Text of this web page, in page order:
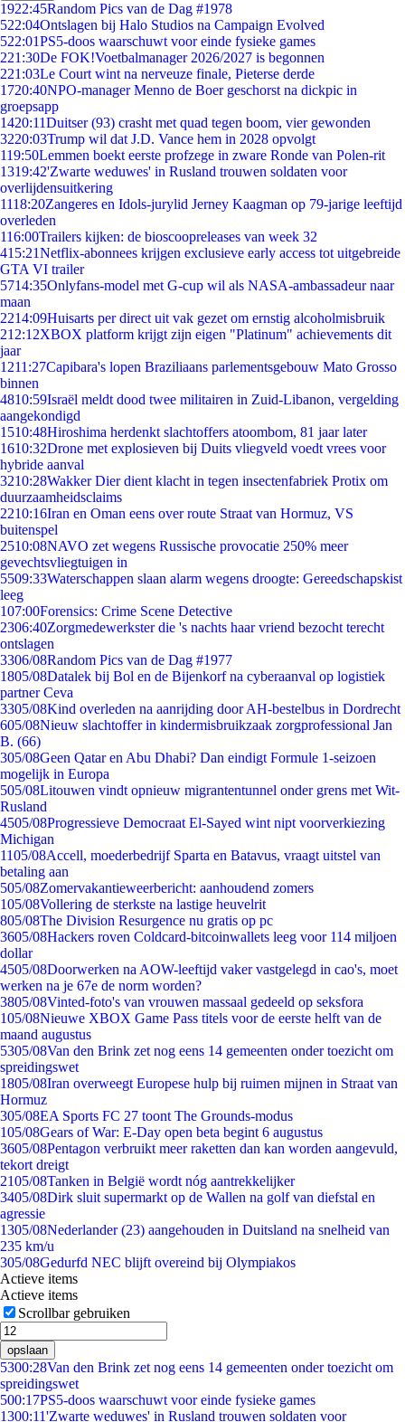
1922:45Random Pics van de Dag #1978
522:04Ontslagen bij Halo Studios na Campaign Evolved
522:01PS5-doos waarschuwt voor einde fysieke games
221:30De FOK!Voetbalmanager 2026/2027 is begonnen
221:03Le Court wint na nerveuze finale, Pieterse derde
1720:40NPO-manager Menno de Boer geschorst na dickpic in
groepsapp
1420:11Duitser (93) crasht met quad tegen boom, vier gewonden
3220:03Trump wil dat J.D. Vance hem in 2028 opvolgt
119:50Lemmen boekt eerste profzege in zware Ronde van Polen-rit
1319:42'Zwarte weduwes' in Rusland trouwen soldaten voor
overlijdensuitkering
1118:20Zangeres en Idols-jurylid Jerney Kaagman op 79-jarige leeftijd
overleden
116:00Trailers kijken: de bioscoopreleases van week 32
415:21Netflix-abonnees krijgen exclusieve early access tot uitgebreide
GTA VI trailer
5714:35Onlyfans-model met G-cup wil als NASA-ambassadeur naar
maan
2214:09Huisarts per direct uit vak gezet om ernstig alcoholmisbruik
212:12XBOX platform krijgt zijn eigen "Platinum" achievements dit
jaar
1211:27Capibara's lopen Braziliaans parlementsgebouw Mato Grosso
binnen
4810:59Israël meldt dood twee militairen in Zuid-Libanon, vergelding
aangekondigd
1510:48Hiroshima herdenkt slachtoffers atoombom, 81 jaar later
1610:32Drone met explosieven bij Duits vliegveld voedt vrees voor
hybride aanval
3210:28Wakker Dier dient klacht in tegen insectenfabriek Protix om
duurzaamheidsclaims
2210:16Iran en Oman eens over route Straat van Hormuz, VS
buitenspel
2510:08NAVO zet wegens Russische provocatie 250% meer
gevechtsvliegtuigen in
5509:33Waterschappen slaan alarm wegens droogte: Gereedschapskist
leeg
107:00Forensics: Crime Scene Detective
2306:40Zorgmedewerkster die 's nachts haar vriend bezocht terecht
ontslagen
3306/08Random Pics van de Dag #1977
1805/08Datalek bij Bol en de Bijenkorf na cyberaanval op logistiek
partner Ceva
3305/08Kind overleden na aanrijding door AH-bestelbus in Dordrecht
605/08Nieuw slachtoffer in kindermisbruikzaak zorgprofessional Jan
B. (66)
305/08Geen Qatar en Abu Dhabi? Dan eindigt Formule 1-seizoen
mogelijk in Europa
505/08Litouwen vindt opnieuw migrantentunnel onder grens met Wit-
Rusland
4505/08Progressieve Democraat El-Sayed wint nipt voorverkiezing
Michigan
1105/08Accell, moederbedrijf Sparta en Batavus, vraagt uitstel van
betaling aan
505/08Zomervakantieweerbericht: aanhoudend zomers
105/08Vollering de sterkste na lastige heuvelrit
805/08The Division Resurgence nu gratis op pc
3605/08Hackers roven Coldcard-bitcoinwallets leeg voor 114 miljoen
dollar
4505/08Doorwerken na AOW-leeftijd vaker vastgelegd in cao's, moet
werken na je 67e de norm worden?
3805/08Vinted-foto's van vrouwen massaal gedeeld op seksfora
105/08Nieuwe XBOX Game Pass titels voor de eerste helft van de
maand augustus
5305/08Van den Brink zet nog eens 14 gemeenten onder toezicht om
spreidingswet
1805/08Iran overweegt Europese hulp bij ruimen mijnen in Straat van
Hormuz
305/08EA Sports FC 27 toont The Grounds-modus
105/08Gears of War: E-Day open beta begint 6 augustus
3605/08Pentagon verbruikt meer raketten dan kan worden aangevuld,
tekort dreigt
2105/08Tanken in België wordt nóg aantrekkelijker
3405/08Dirk sluit supermarkt op de Wallen na golf van diefstal en
agressie
1305/08Nederlander (23) aangehouden in Duitsland na snelheid van
235 km/u
305/08Gedurfd NEC blijft overeind bij Olympiakos
Actieve items
Actieve items
Scrollbar gebruiken
opslaan
5300:28Van den Brink zet nog eens 14 gemeenten onder toezicht om
spreidingswet
500:17PS5-doos waarschuwt voor einde fysieke games
1300:11'Zwarte weduwes' in Rusland trouwen soldaten voor